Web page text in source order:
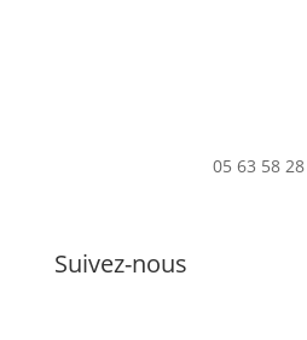
05 63 58 28
Suivez-nous